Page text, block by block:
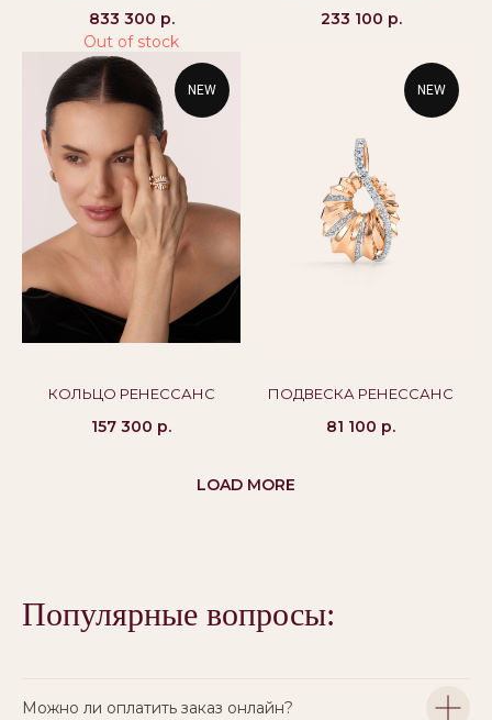
833 300 р.
Out of stock
233 100 р.
NEW
КОЛЬЦО РЕНЕССАНС
157 300 р.
NEW
ПОДВЕСКА РЕНЕССАНС
81 100 р.
LOAD MORE
Популярные вопросы:
Можно ли оплатить заказ онлайн?